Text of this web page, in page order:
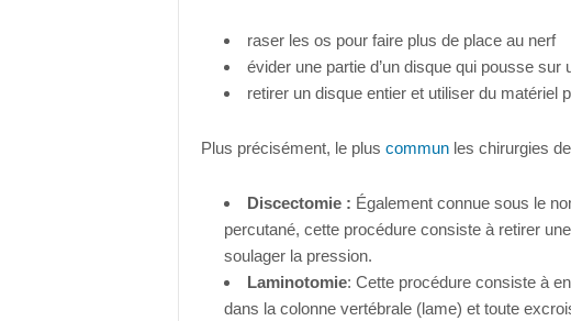
raser les os pour faire plus de place au nerf
évider une partie d’un disque qui pousse sur
retirer un disque entier et utiliser du matériel
Plus précisément, le plus communles chirurgies
Discectomie : Également connue sous le
percutané, cette procédure consiste à retirer
soulager la pression.
Laminotomie: Cette procédure consiste à
dans la colonne vertébrale (lame) et toute